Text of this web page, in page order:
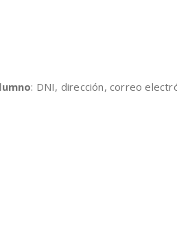
: DNI, dirección, correo